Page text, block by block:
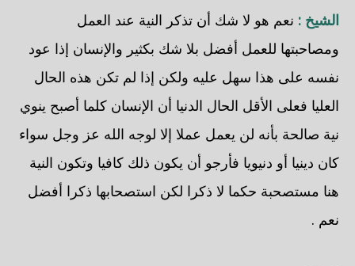
الشيخ : نعم هو لا شك أن تذكر النية عند العمل
ومصاحبتها للعمل أفضل بلا شك بكثير والإنسان إذا عود
نفسه على هذا سهل عليه ولكن إذا لم تكن هذه الحال
العليا فعلى الأقل الحال الدنيا أن الإنسان كلما أصبح ينوي
نية صالحة بأنه لن يعمل عملا إلا لوجه الله عز وجل سواء
كان دينيا أو دنيويا فأرجو أن يكون ذلك كافيا وتكون النية
هنا مستصحبة حكما لا ذكرا لكن استصحابها ذكرا أفضل
نعم .